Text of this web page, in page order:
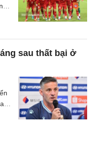
sau thất bại ở